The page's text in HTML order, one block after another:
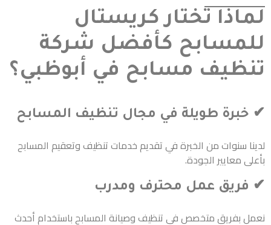
لماذا تختار كريستال
للمسابح كأفضل شركة
تنظيف مسابح في أبوظبي؟
✔ خبرة طويلة في مجال تنظيف المسابح
لدينا سنوات من الخبرة في تقديم خدمات تنظيف وتعقيم المسابح
بأعلى معايير الجودة.
✔ فريق عمل محترف ومدرب
نعمل بفريق متخصص في تنظيف وصيانة المسابح باستخدام أحدث